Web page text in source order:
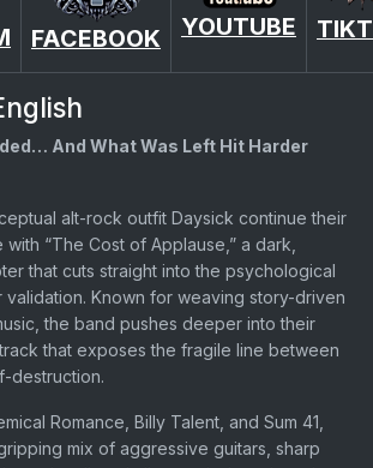
FACEBOOK YOUTUBE
And What Was Left Hit Harder
alt-rock outfit Daysick continue their
“The Cost of Applause,” a dark,
that cuts straight into the psychological
Known for weaving story-driven
the band pushes deeper into their
that exposes the fragile line between
destruction.
Romance, Billy Talent, and Sum 41,
mix of aggressive guitars, sharp